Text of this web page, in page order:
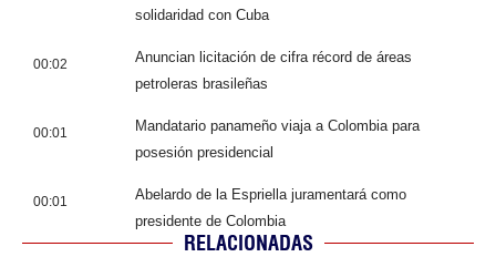
solidaridad con Cuba
00:02
Anuncian licitación de cifra récord de áreas
petroleras brasileñas
00:01
Mandatario panameño viaja a Colombia para
posesión presidencial
00:01
Abelardo de la Espriella juramentará como
presidente de Colombia
RELACIONADAS